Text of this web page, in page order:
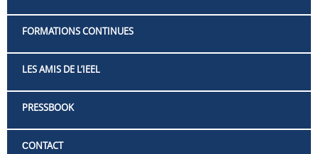
FORMATIONS CONTINUES
LES AMIS DE L’IEEL
PRESSBOOK
СONTACT